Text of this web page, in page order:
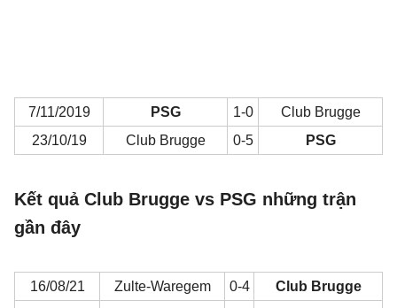
7/11/2019 PSG 1-0
Club Brugge
23/10/19
Club Brugge 0-5 PSG
Kết quả Club Brugge vs PSG những trận
gần đây
16/08/21 Zulte-Waregem 0-4
Club Brugge